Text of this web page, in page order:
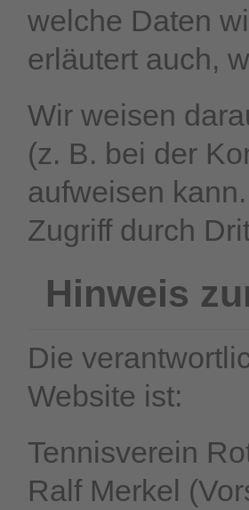
welche Daten
erläutert auch,
Wir weisen
(z. B. bei der
aufweisen
Zugriff durch
Hinweis
Die
Website ist:
Tennisverein
Ralf Merkel